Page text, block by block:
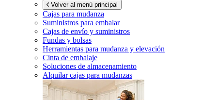
Volver al menú principal
Cajas para mudanza
Suministros para embalar
Cajas de envío y suministros
Fundas y bolsas
Herramientas para mudanza y elevación
Cinta de embalaje
Soluciones de almacenamiento
Alquilar cajas para mudanzas